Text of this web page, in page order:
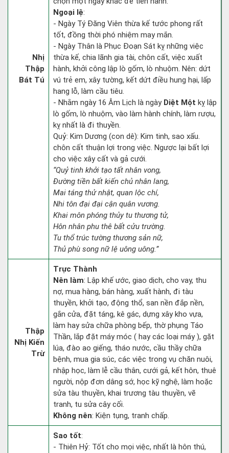
Nhị
Thập
Bát Tú
Ngoại lệ:
- Ngày Tý Đăng Viên thừa kế tước phong rất
tốt, đồng thời phó nhiệm may mắn.
- Ngày Thân là Phục Đoạn Sát kỵ những việc
thừa kế, chia lãnh gia tài, chôn cất, việc xuất
hành, khởi công lập lò gốm, lò nhuộm. Nên: dứt
vú trẻ em, xây tường, kết dứt điều hung hại, lấp
hang lỗ, làm cầu tiêu.
- Nhằm ngày 16 Âm Lịch là ngày Diệt Một kỵ lập
lò gốm, lò nhuộm, vào làm hành chính, làm rượu,
kỵ nhất là đi thuyền.
Quỷ: Kim Dương (con dê): Kim tinh, sao xấu.
chôn cất thuận lợi trong việc. Ngược lại bất lợi
cho việc xây cất và gả cưới.
“Quỷ tinh khởi tạo tất nhân vong,
Đường tiền bất kiến chủ nhân lang,
Mai táng thử nhật, quan lộc chí,
Nhi tôn đại đại cận quân vương.
Khai môn phóng thủy tu thương tử,
Hôn nhân phu thê bất cửu trường.
Tu thổ trúc tường thương sản nữ,
Thủ phù song nữ lệ uông uông.”
Thập
Nhị Kiến
Trừ
Trực Thành
Nên làm: Lập khế ước, giao dịch, cho vay, thu
nợ, mua hàng, bán hàng, xuất hành, đi tàu
thuyền, khởi tạo, động thổ, san nền đắp nền,
gắn cửa, đặt táng, kê gác, dựng xây kho vựa,
làm hay sửa chữa phòng bếp, thờ phụng Táo
Thần, lắp đặt máy móc ( hay các loại máy ), gặt
lúa, đào ao giếng, tháo nước, cầu thầy chữa
bệnh, mua gia súc, các việc trong vụ chăn nuôi,
nhập học, làm lễ cầu thân, cưới gả, kết hôn, thuê
người, nộp đơn dâng sớ, học kỹ nghệ, làm hoặc
sửa tàu thuyền, khai trương tàu thuyền, vẽ
tranh, tu sửa cây cối.
Không nên: Kiện tụng, tranh chấp.
Sao tốt:
- Thiên Hỷ: Tốt cho mọi việc, nhất là hôn thú,